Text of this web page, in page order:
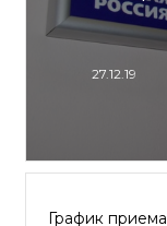
27.12.19
График